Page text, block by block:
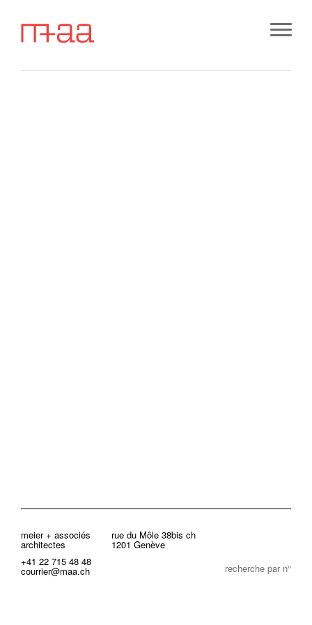
meier + associés
architectes
rue du Môle 38bis ch
1201 Genève
+41 22 715 48 48
courrier@maa.ch recherche par n°